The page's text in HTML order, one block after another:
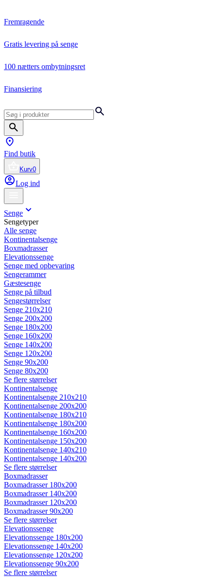
Fremragende
Gratis levering på senge
100 nætters ombytningsret
Finansiering
Find butik
Kurv0
Log ind
Senge
Sengetyper
Alle senge
Kontinentalsenge
Boxmadrasser
Elevationssenge
Senge med opbevaring
Sengerammer
Gæstesenge
Senge på tilbud
Sengestørrelser
Senge 210x210
Senge 200x200
Senge 180x200
Senge 160x200
Senge 140x200
Senge 120x200
Senge 90x200
Senge 80x200
Se flere størrelser
Kontinentalsenge
Kontinentalsenge 210x210
Kontinentalsenge 200x200
Kontinentalsenge 180x210
Kontinentalsenge 180x200
Kontinentalsenge 160x200
Kontinentalsenge 150x200
Kontinentalsenge 140x210
Kontinentalsenge 140x200
Se flere størrelser
Boxmadrasser
Boxmadrasser 180x200
Boxmadrasser 140x200
Boxmadrasser 120x200
Boxmadrasser 90x200
Se flere størrelser
Elevationssenge
Elevationssenge 180x200
Elevationssenge 140x200
Elevationssenge 120x200
Elevationssenge 90x200
Se flere størrelser